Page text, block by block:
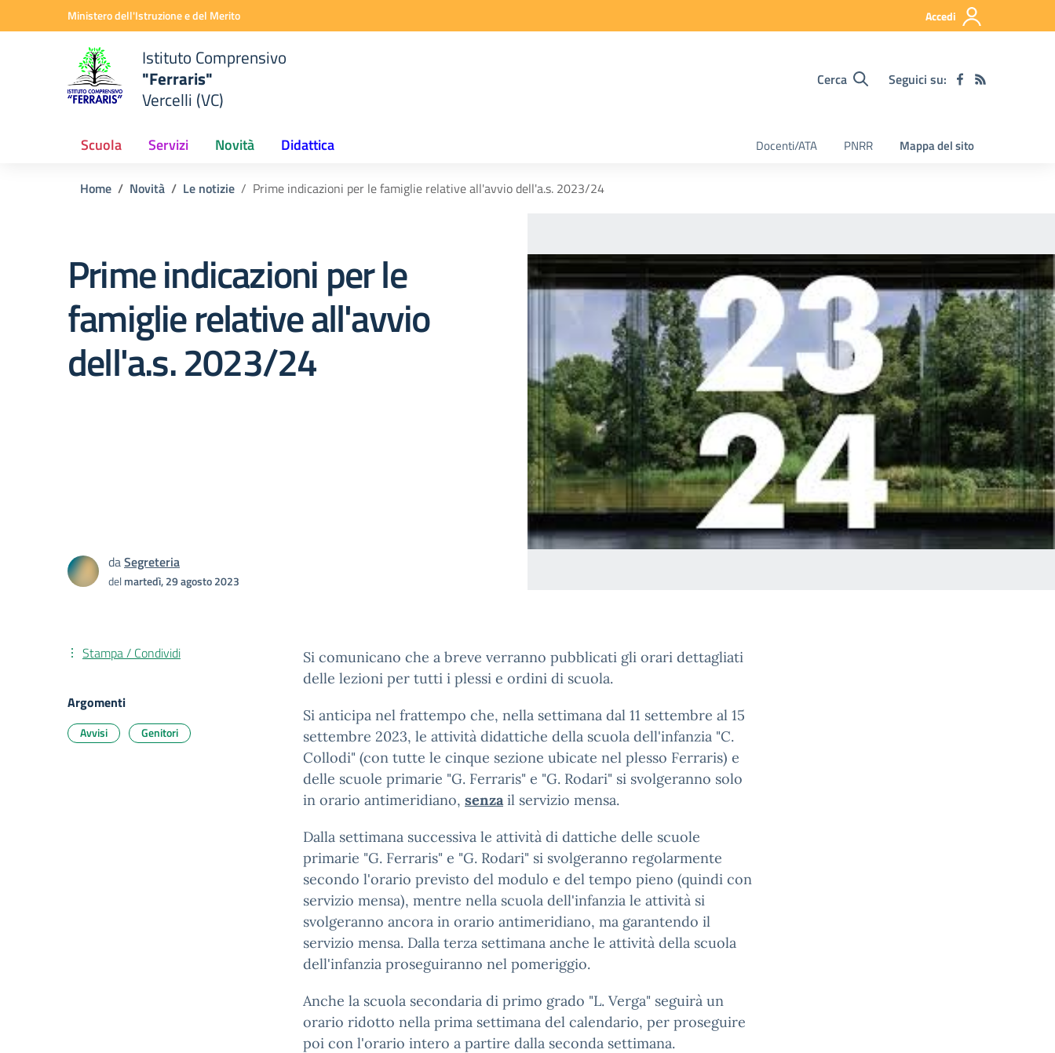
Vai ai contenuti
Vai al menu di navigazioneMinistero dell'Istruzione e del Merito Accedi
Istituto Comprensivo
"Ferraris"
Vercelli (VC)
Cerca Seguici su:
Scuola Servizi Novità Didattica Docenti/ATA PNRR Mappa del sito
Home Novità Le notizie Prime indicazioni per le famiglie relative all'avvio dell'a.s. 2023/24
Prime indicazioni per le
famiglie relative all'avvio
dell'a.s. 2023/24
daSegreteria
delmartedì, 29 agosto 2023
Si comunicano che a breve verranno pubblicati gli orari dettagliati
delle lezioni per tutti i plessi e ordini di scuola.
Si anticipa nel frattempo che, nella settimana dal 11 settembre al 15
settembre 2023, le attività didattiche della scuola dell'infanzia "C.
Collodi" (con tutte le cinque sezione ubicate nel plesso Ferraris) e
delle scuole primarie "G. Ferraris" e "G. Rodari" si svolgeranno solo
in orario antimeridiano, senzail servizio mensa.
Dalla settimana successiva le attività di dattiche delle scuole
primarie "G. Ferraris" e "G. Rodari" si svolgeranno regolarmente
secondo l'orario previsto del modulo e del tempo pieno (quindi con
servizio mensa), mentre nella scuola dell'infanzia le attività si
svolgeranno ancora in orario antimeridiano, ma garantendo il
servizio mensa. Dalla terza settimana anche le attività della scuola
dell'infanzia proseguiranno nel pomeriggio.
Anche la scuola secondaria di primo grado "L. Verga" seguirà un
orario ridotto nella prima settimana del calendario, per proseguire
poi con l'orario intero a partire dalla seconda settimana.
Stampa / Condividi
Argomenti
Avvisi Genitori